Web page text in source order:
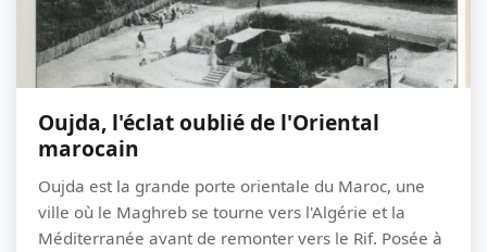
Oujda, l'éclat oublié de l'Oriental
marocain
Oujda est la grande porte orientale du Maroc, une
ville où le Maghreb se tourne vers l'Algérie et la
Méditerranée avant de remonter vers le Rif. Posée à